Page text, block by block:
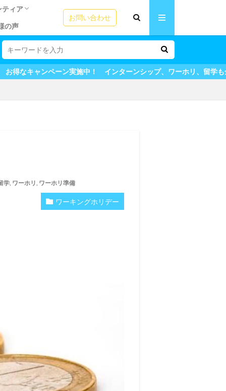
方法
ステイ魅力
ビザの選び
の秘訣！
ムカード
ティア
ボランティア
教師アシスタント
ップ体験談
ップ体験談
みプログラム体験談
談
舎ステイ
者の声
英会話
の声
お問い合わせ
ン実施中！ インターンシップ、ワーホリ、留学も全てマイステー
学, ワーホリ, ワーホリ準備
ワーキングホリデー